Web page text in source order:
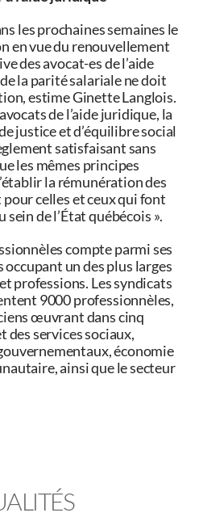
les prochaines semaines le
en vue du renouvellement
des avocat-es de l’aide
la parité salariale ne doit
estime Ginette Langlois.
de l’aide juridique, la
justice et d’équilibre social
satisfaisant sans
les mêmes principes
la rémunération des
celles et ceux qui font
de l’État québécois ».
compte parmi ses
un des plus larges
professions. Les syndicats
9000 professionnèles,
œuvrant dans cinq
des services sociaux,
économie
ainsi que le secteur